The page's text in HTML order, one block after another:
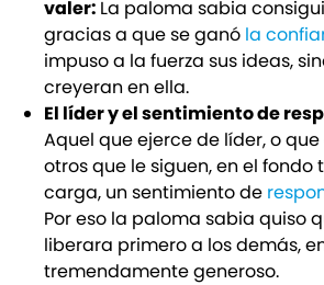
valer: La paloma sabia
gracias a que se ganó la
impuso a la fuerza sus ideas,
creyeran en ella.
El líder y el sentimiento de
Aquel que ejerce de líder, o
otros que le siguen, en el fondo
carga, un sentimiento de
Por eso la paloma sabia quiso
liberara primero a los demás,
tremendamente generoso.